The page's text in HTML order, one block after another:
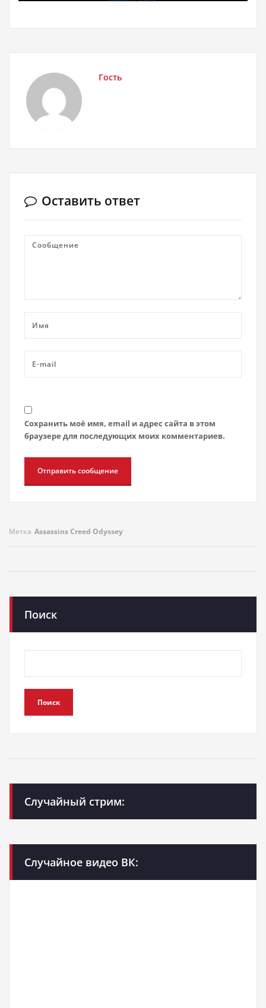
Гость
Оставить ответ
Сохранить моё имя, email и адрес сайта в этом
браузере для последующих моих комментариев.
Метка Assassins Creed Odyssey
Поиск
Поиск
Случайный стрим:
Случайное видео ВК: